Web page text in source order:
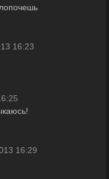
16:23
16:29